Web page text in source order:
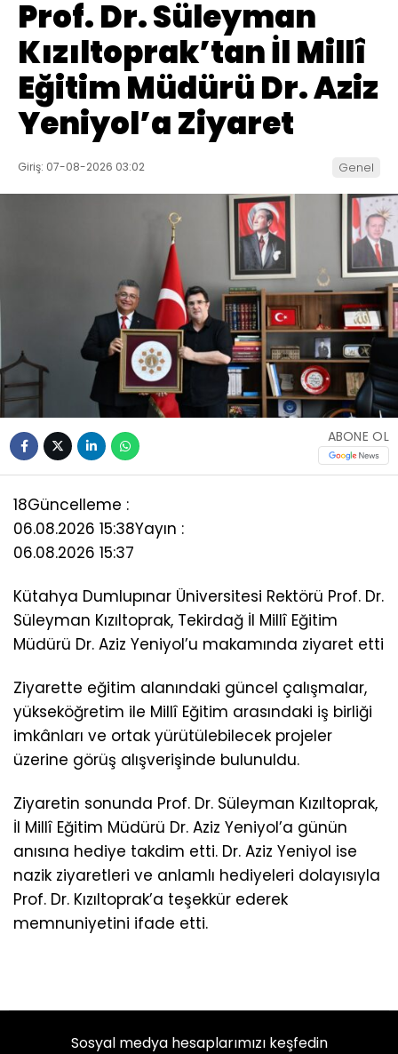
Prof. Dr. Süleyman
Kızıltoprak’tan İl Millî
Eğitim Müdürü Dr. Aziz
Yeniyol’a Ziyaret
Giriş: 07-08-2026 03:02 Genel
ABONE OL
18Güncelleme :
06.08.2026 15:38Yayın :
06.08.2026 15:37
Kütahya Dumlupınar Üniversitesi Rektörü Prof. Dr.
Süleyman Kızıltoprak, Tekirdağ İl Millî Eğitim
Müdürü Dr. Aziz Yeniyol’u makamında ziyaret etti
Ziyarette eğitim alanındaki güncel çalışmalar,
yükseköğretim ile Millî Eğitim arasındaki iş birliği
imkânları ve ortak yürütülebilecek projeler
üzerine görüş alışverişinde bulunuldu.
Ziyaretin sonunda Prof. Dr. Süleyman Kızıltoprak,
İl Millî Eğitim Müdürü Dr. Aziz Yeniyol’a günün
anısına hediye takdim etti. Dr. Aziz Yeniyol ise
nazik ziyaretleri ve anlamlı hediyeleri dolayısıyla
Prof. Dr. Kızıltoprak’a teşekkür ederek
memnuniyetini ifade etti.
Sosyal medya hesaplarımızı keşfedin